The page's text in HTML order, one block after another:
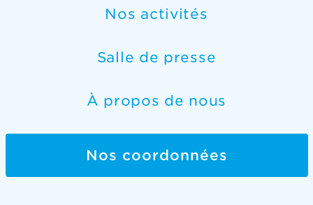
Nos activités
Salle de presse
À propos de nous
Nos coordonnées